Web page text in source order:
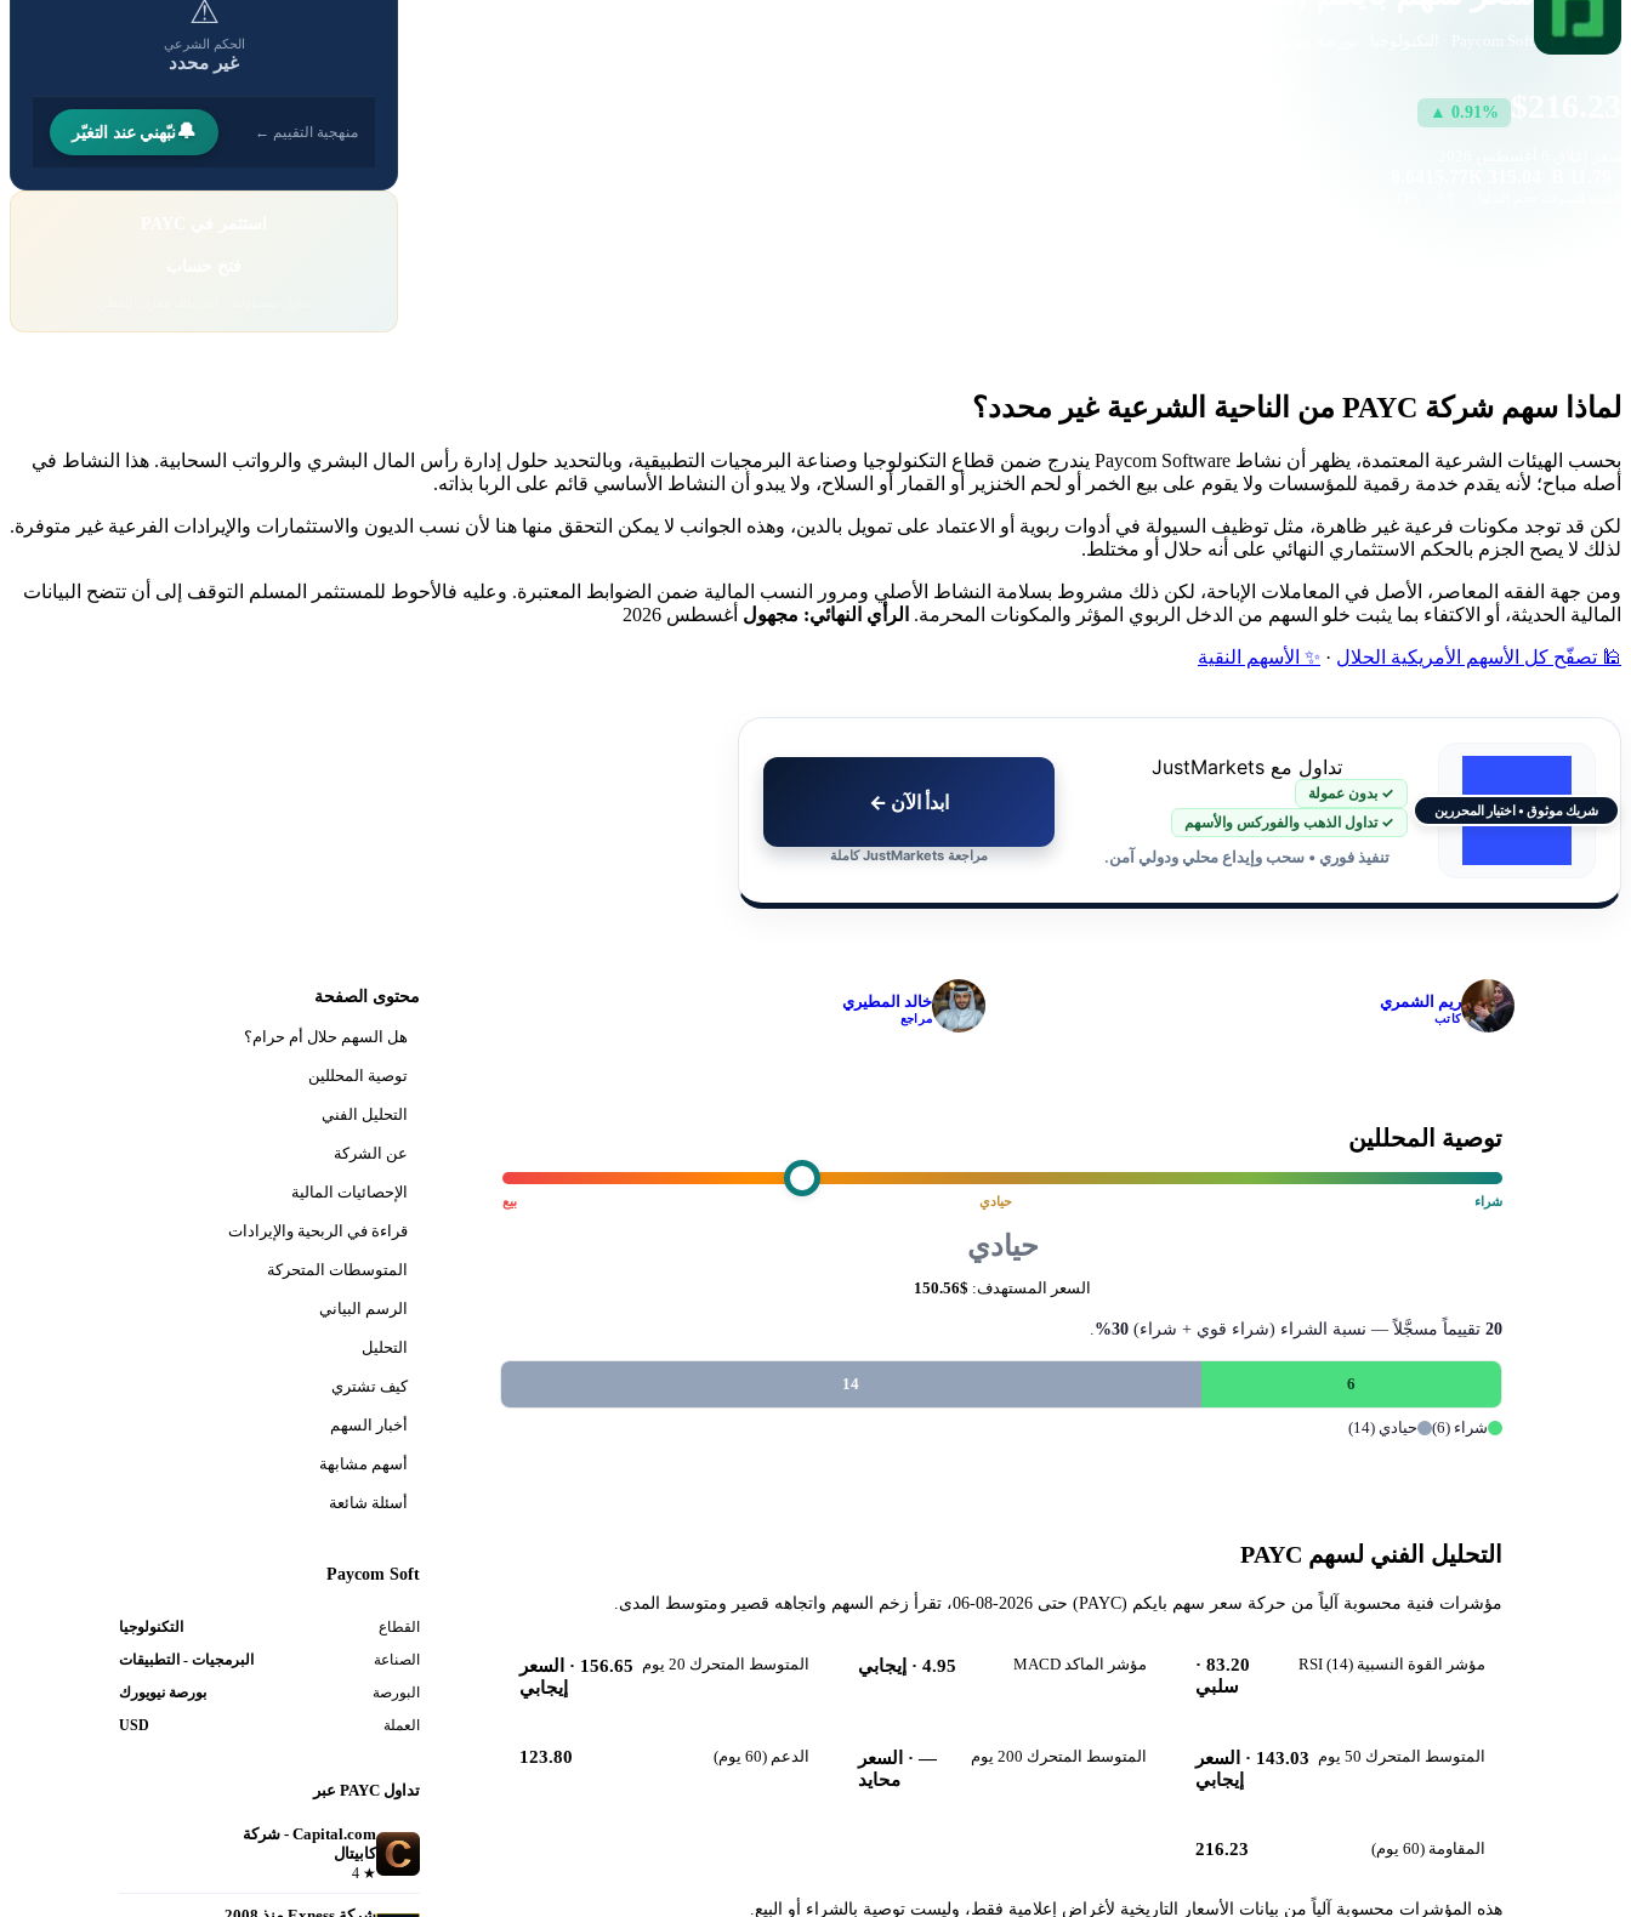
Paycom Soft · التكنولوجيا · بورصة نيويورك
▲ 0.91%
⚠
الحكم الشرعي
غير محدد
منهجية التقييم ← 🔔نبّهني عند التغيّر
لماذا سهم شركة PAYC من الناحية الشرعية غير محدد؟
بحسب الهيئات الشرعية المعتمدة، يظهر أن نشاط Paycom Software يندرج ضمن قطاع التكنولوجيا وصناعة البرمجيات التطبيقية، وبالتحديد حلول إدارة رأس المال البشري والرواتب السحابية. هذا النشاط في
أصله مباح؛ لأنه يقدم خدمة رقمية للمؤسسات ولا يقوم على بيع الخمر أو لحم الخنزير أو القمار أو السلاح، ولا يبدو أن النشاط الأساسي قائم على الربا بذاته.
لكن قد توجد مكونات فرعية غير ظاهرة، مثل توظيف السيولة في أدوات ربوية أو الاعتماد على تمويل بالدين، وهذه الجوانب لا يمكن التحقق منها هنا لأن نسب الديون والاستثمارات والإيرادات الفرعية غير متوفرة.
لذلك لا يصح الجزم بالحكم الاستثماري النهائي على أنه حلال أو مختلط.
ومن جهة الفقه المعاصر، الأصل في المعاملات الإباحة، لكن ذلك مشروط بسلامة النشاط الأصلي ومرور النسب المالية ضمن الضوابط المعتبرة. وعليه فالأحوط للمستثمر المسلم التوقف إلى أن تتضح البيانات
المالية الحديثة، أو الاكتفاء بما يثبت خلو السهم من الدخل الربوي المؤثر والمكونات المحرمة. الرأي النهائي: مجهول أغسطس 2026
🕌 تصفّح كل الأسهم الأمريكية الحلال · ✨ الأسهم النقية
شريك موثوق • اختيار المحررين
تداول مع JustMarkets
✓ بدون عمولة
✓ تداول الذهب والفوركس والأسهم
تنفيذ فوري • سحب وإيداع محلي ودولي آمن.
ابدأ الآن ←
مراجعة JustMarkets كاملة
محتوى الصفحة
هل السهم حلال أم حرام؟
توصية المحللين
التحليل الفني
عن الشركة
الإحصائيات المالية
قراءة في الربحية والإيرادات
المتوسطات المتحركة
الرسم البياني
التحليل
كيف تشتري
أخبار السهم
أسهم مشابهة
أسئلة شائعة
Paycom Soft
القطاع
التكنولوجيا
الصناعة
البرمجيات - التطبيقات
البورصة
بورصة نيويورك
العملة
USD
تداول PAYC عبر
Capital.com - شركة
كابيتال
★
ريم الشمري
كاتب
خالد المطيري
مراجع
توصية المحللين
بيع حيادي شراء
حيادي
السعر المستهدف: $150.56
20 تقييماً مسجَّلاً — نسبة الشراء (شراء قوي + شراء) 30%
6
14
شراء (6) حيادي (14)
التحليل الفني لسهم PAYC
مؤشرات فنية محسوبة آلياً من حركة سعر سهم بايكم (PAYC) حتى 2026-08-06، تقرأ زخم السهم واتجاهه قصير ومتوسط المدى.
مؤشر القوة النسبية RSI (14) 83.20
·
سلبي
مؤشر الماكد MACD 4.95 · إيجابي المتوسط المتحرك 20 يوم 156.65 · السعر
إيجابي
المتوسط المتحرك 50 يوم 143.03 · السعر
إيجابي
المتوسط المتحرك 200 يوم —· السعر
محايد
الدعم (60 يوم) 123.80
المقاومة (60 يوم) 216.23
هذه المؤشرات محسوبة آلياً من بيانات الأسعار التاريخية لأغراض إعلامية فقط، وليست توصية بالشراء أو البيع.